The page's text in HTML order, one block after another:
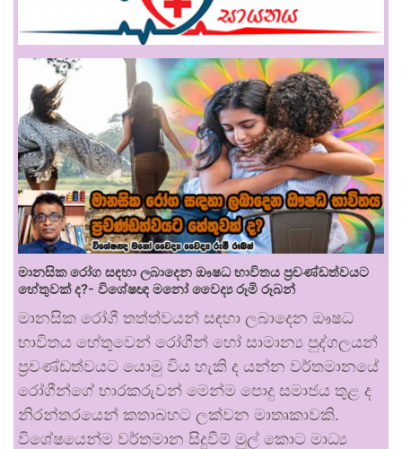
මානසික රෝග සඳහා ලබාදෙන ඖෂධ භාවිතය ප්‍රචණ්ඩත්වයට
හේතුවක් ද?- විශේෂඥ මනෝ වෛද්‍ය රූමි රූබන්
මානසික රෝගී තත්ත්වයන් සඳහා ලබාදෙන ඖෂධ
භාවිතය හේතුවෙන් රෝගීන් හෝ සාමාන්‍ය පුද්ගලයන්
ප්‍රචණ්ඩත්වයට යොමු විය හැකි ද යන්න වර්තමානයේ
රෝගීන්ගේ භාරකරුවන් මෙන්ම පොදු සමාජය තුළ ද
නිරන්තරයෙන් කතාබහට ලක්වන මාතෘකාවකි.
විශේෂයෙන්ම වර්තමාන සිදුවීම් මුල් කොට මාධ්‍ය